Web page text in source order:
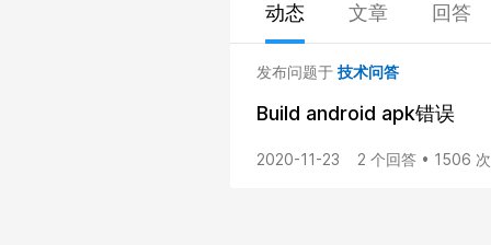
动态 文章 回答
发布问题于 技术问答
Build android apk错误
2020-11-23 2 个回答 • 1506